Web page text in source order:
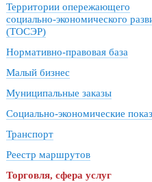
Территории опережающего
социально-экономического
(ТОСЭР)
Нормативно-правовая база
Малый бизнес
Муниципальные заказы
Социально-экономические
Транспорт
Реестр маршрутов
Торговля, сфера услуг